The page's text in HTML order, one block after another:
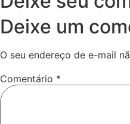
Deixe um
O seu endereço de e-mail
Comentário *